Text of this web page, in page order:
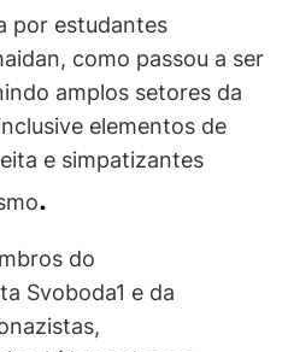
por estudantes
como passou a ser
amplos setores da
elementos de
e simpatizantes
.
do
Svoboda1 e da